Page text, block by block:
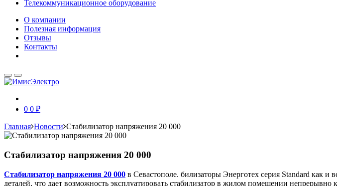
Телекоммуникационное оборудование
О компании
Полезная информация
Отзывы
Контакты
0 0 ₽
Главная Новости Стабилизатор напряжения 20 000
Стабилизатор напряжения 20 000
Стабилизатор напряжения 20 000 в Севастополе. билизаторы Энерготех серия Standard как
деталей, что дает возможность эксплуатировать стабилизатор в жилом помещении